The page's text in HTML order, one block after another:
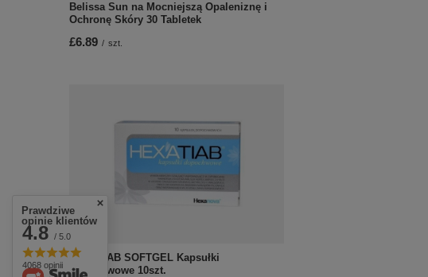
Belissa Sun na Mocniejszą Opaleniznę i
Ochronę Skóry 30 Tabletek
£6.89 / szt.
HEXATIAB SOFTGEL Kapsułki
dopochwowe 10szt.
Prawdziwe
opinie klientów
4.8 / 5.0
4068 opinii